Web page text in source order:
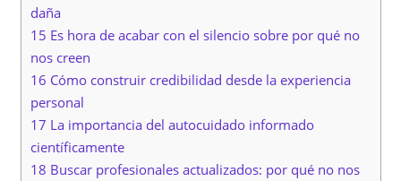
daña
15 Es hora de acabar con el silencio sobre por qué no
nos creen
16 Cómo construir credibilidad desde la experiencia
personal
17 La importancia del autocuidado informado
científicamente
18 Buscar profesionales actualizados: por qué no nos